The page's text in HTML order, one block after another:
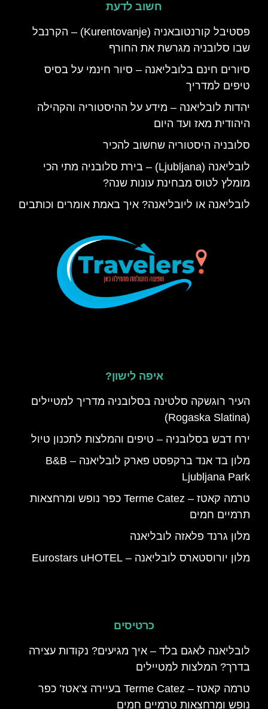
חשוב לדעת
פסטיבל קורנטובאניה (Kurentovanje) – הקרנבל
שבו סלובניה מגרשת את החורף
סיורים חינם בלובליאנה – סיור חינמי על בסיס
טיפים למדריך
יהדות לובליאנה – מידע על ההיסטוריה והקהילה
היהודית מאז ועד היום
סלובניה היסטוריה שחשוב להכיר
לובליאנה (Ljubljana) – בירת סלובניה מתי הכי
מומלץ לטוס מבחינת עונות שנה?
לובליאנה או ליובליאנה? איך באמת אומרים וכותבים
איפה לישון?
העיר רוגשקה סלטינה בסלובניה מדריך למטיילים
(Rogaska Slatina)
ירח דבש בסלובניה – טיפים והמלצות לתכנון טיול
מלון בד אנד ברקפסט פארק לובליאנה – B&B
Ljubljana Park
טרמה קאטז – Terme Catez כפר נופש ומרחצאות
תרמיים חמים
מלון גרנד פלאזה לובליאנה
מלון יורוסטארס לובליאנה – Eurostars uHOTEL
כרטיסים
לובליאנה לאגם בלד – איך מגיעים? נקודות עצירה
בדרך? המלצות למטיילים
טרמה קאטז – Terme Catez בעיירה צ’אטז’ כפר
נופש ומרחצאות טרמיים חמים